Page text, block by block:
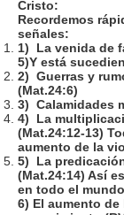
Cristo:
Recordemos
señales:
1) La venida de
5)Y está
2) Guerras y
(Mat.24:6)
3) Calamidades
4) La
(Mat.24:12-13)
aumento de la
5) La
(Mat.24:14) Así
en todo el mundo
6) El aumento